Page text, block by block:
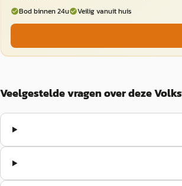
Bod binnen 24u
Veilig vanuit huis
Veelgestelde vragen over deze